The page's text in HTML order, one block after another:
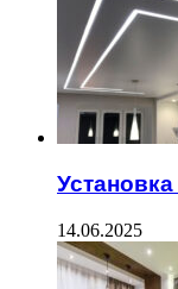
14.06.2025